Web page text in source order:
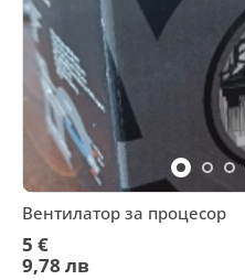
Вентилатор за процесор
5 €
9,78 лв